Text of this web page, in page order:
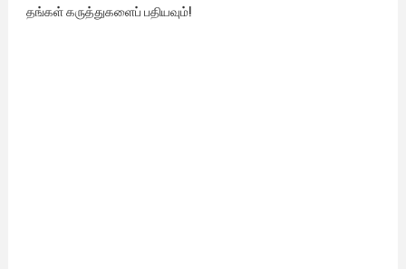
தங்கள் கருத்துகளைப் பதியவும்!